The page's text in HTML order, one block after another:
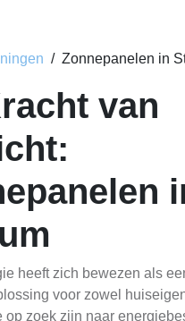
Zonnepanelen in
van
heeft zich bewezen als
voor zowel
op zoek zijn naar